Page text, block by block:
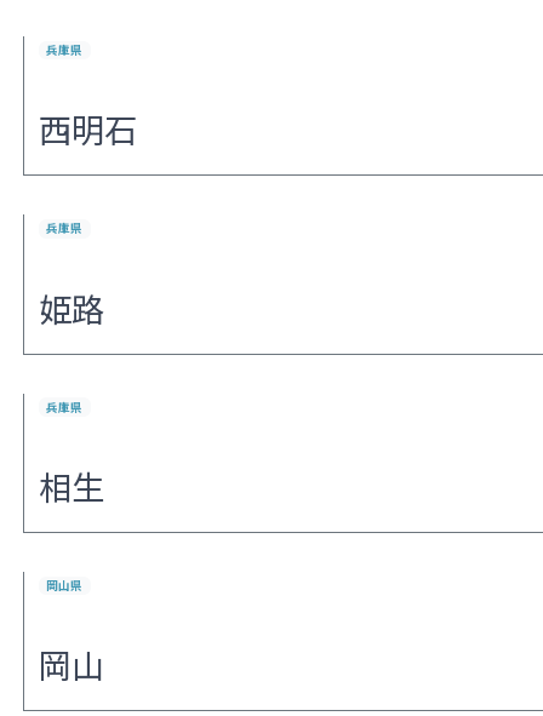
兵庫県
西明石
兵庫県
姫路
兵庫県
相生
岡山県
岡山